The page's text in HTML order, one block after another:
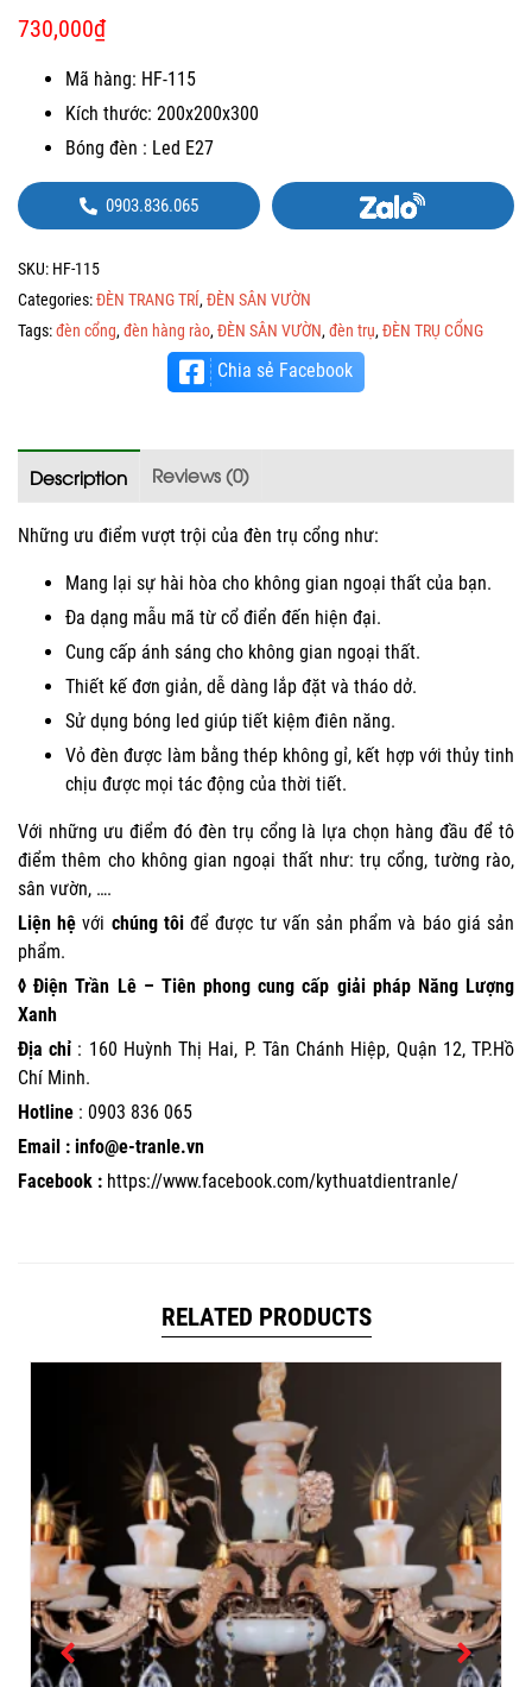
730,000₫
Mã hàng: HF-115
Kích thước: 200x200x300
Bóng đèn : Led E27
0903.836.065
SKU: HF-115
Categories:ĐÈN TRANG TRÍ, ĐÈN SÂN VƯỜN
Tags:đèn cổng, đèn hàng rào, ĐÈN SÂN VƯỜN, đèn trụ, ĐÈN TRỤ CỔNG
Chia sẻ Facebook
Description Reviews (0)
Những ưu điểm vượt trội của đèn trụ cổng như:
Mang lại sự hài hòa cho không gian ngoại thất của bạn.
Đa dạng mẫu mã từ cổ điển đến hiện đại.
Cung cấp ánh sáng cho không gian ngoại thất.
Thiết kế đơn giản, dễ dàng lắp đặt và tháo dở.
Sử dụng bóng led giúp tiết kiệm điên năng.
Vỏ đèn được làm bằng thép không gỉ, kết hợp với thủy tinh
chịu được mọi tác động của thời tiết.
Với những ưu điểm đó đèn trụ cổng là lựa chọn hàng đầu để tô
điểm thêm cho không gian ngoại thất như: trụ cổng, tường rào,
sân vườn, ….
Liện hệ với chúng tôi để được tư vấn sản phẩm và báo giá sản
phẩm.
◊ Điện Trần Lê – Tiên phong cung cấp giải pháp Năng Lượng
Xanh
Địa chỉ : 160 Huỳnh Thị Hai, P. Tân Chánh Hiệp, Quận 12, TP.Hồ
Chí Minh.
Hotline : 0903 836 065
Email : info@e-tranle.vn
Facebook : https://www.facebook.com/kythuatdientranle/
RELATED PRODUCTS